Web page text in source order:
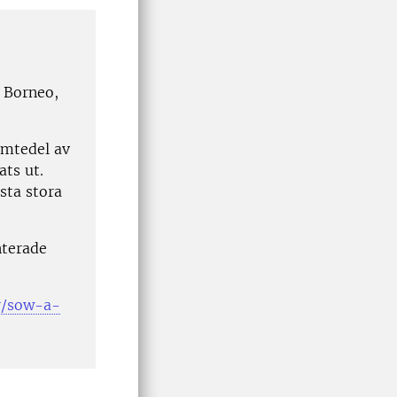
av
ut.
stora
sow-a-